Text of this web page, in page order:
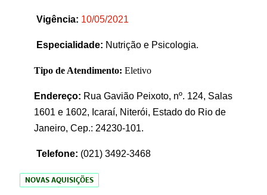
Vigência: 10/05/2021
Especialidade: Nutrição e Psicologia.
Tipo de Atendimento: Eletivo
Endereço: Rua Gavião Peixoto, nº. 124, Salas
1601 e 1602, Icaraí, Niterói, Estado do Rio de
Janeiro, Cep.: 24230-101.
Telefone: (021) 3492-3468
NOVAS AQUISIÇÕES